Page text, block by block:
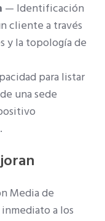
— Identificación
cliente a través
y la topología de
para listar
una sede
Media de
a los